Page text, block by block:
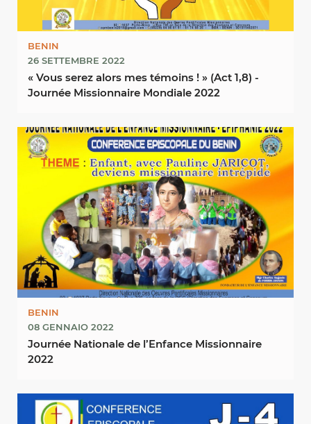
BENIN
26 SETTEMBRE 2022
« Vous serez alors mes témoins ! » (Act 1,8) -
Journée Missionnaire Mondiale 2022
BENIN
08 GENNAIO 2022
Journée Nationale de l’Enfance Missionnaire
2022